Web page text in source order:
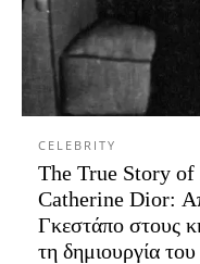
CELEBRITY
The True Story
Catherine Dior:
Γκεστάπο στους
τη δημιουργία